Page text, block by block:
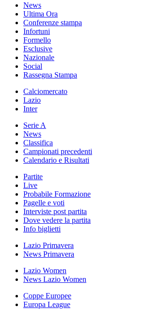
News
Ultima Ora
Conferenze stampa
Infortuni
Formello
Esclusive
Nazionale
Social
Rassegna Stampa
Calciomercato
Lazio
Inter
Serie A
News
Classifica
Campionati precedenti
Calendario e Risultati
Partite
Live
Probabile Formazione
Pagelle e voti
Interviste post partita
Dove vedere la partita
Info biglietti
Lazio Primavera
News Primavera
Lazio Women
News Lazio Women
Coppe Europee
Europa League